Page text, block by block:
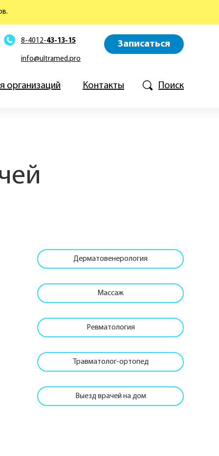
Поиск
организаций Контакты
Записаться
8-4012-43-13-15
info@ultramed.pro
Ревматология
Дерматовенерология
Массаж
Травматолог-ортопед
Выезд врачей на дом